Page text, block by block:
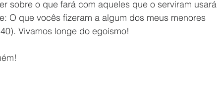
sobre o que fará com aqueles que o serviram usará
O que vocês fizeram a algum dos meus menores
Vivamos longe do egoísmo!